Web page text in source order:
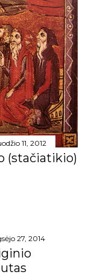
11, 2012
(stačiatikio)
27, 2014